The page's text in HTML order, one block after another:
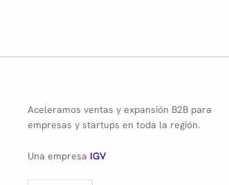
Aceleramos ventas y expansión B2B para
empresas y startups en toda la región.
Una empresa IGV